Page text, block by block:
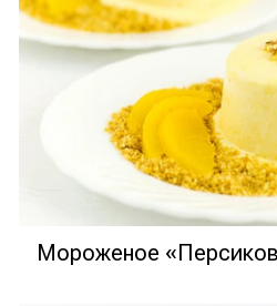
Мороженое